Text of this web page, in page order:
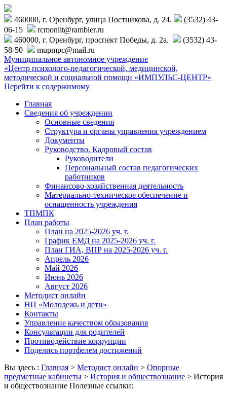
460000, г. Оренбург, улица Постникова, д. 24.
(3532) 43-
06-15
rcmoniit@rambler.ru
460000, г. Оренбург, проспект Победы, д. 2а.
(3532) 43-
58-50
mupmpc@mail.ru
Муниципальное автономное учреждение
«Центр психолого-педагогической, медицинской,
методической и социальной помощи «ИМПУЛЬС-ЦЕНТР»
Перейти к содержимому
Главная
Сведения об учреждении
Основные сведения
Структура и органы управления учреждением
Документы
Руководство. Кадровый состав
Руководители
Персональный состав педагогических
работников
Финансово-хозяйственная деятельность
Материально-техническое обеспечение и
оснащенность учреждения
ТПМПК
План работы
План на 2025-2026 уч. г.
График ЕМД на 2025-2026 уч. г.
План ГИА, ВПР на 2025-2026 уч. г.
Апрель 2026
Май 2026
Июнь 2026
Август 2026
Методист онлайн
НП «Молодежь и дети»
Контакты
Управление качеством образования
Консультации для родителей
Противодействие коррупции
Поделись портфелем достижений
Вы здесь : Главная > Методист онлайн > Опорные
предметные кабинеты > История и обществознание > История
и обществознание Полезные ссылки: